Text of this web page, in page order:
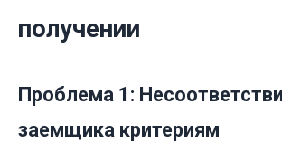
получении
Проблема 1:
заемщика критериям